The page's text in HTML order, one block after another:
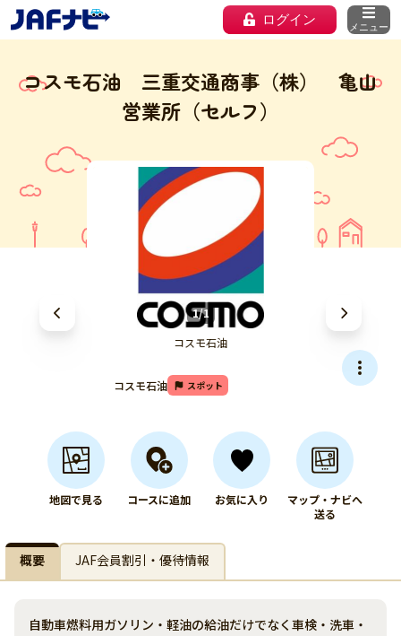
ログイン メニュー
コスモ石油 三重交通商事（株） 亀山
営業所（セルフ）
1/1
コスモ石油
コスモ石油 スポット
地図で見る コースに追加 お気に入り
マップ・ナビへ
送る
概要 JAF会員割引・優待情報
自動車燃料用ガソリン・軽油の給油だけでなく車検・洗車・